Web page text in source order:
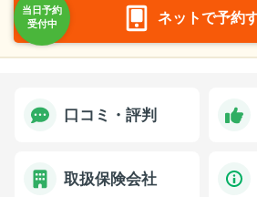
ネットで予約
口コミ・評判
取扱保険会社